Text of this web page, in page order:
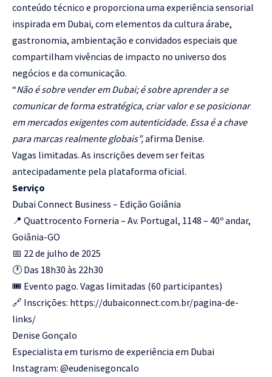
conteúdo técnico e proporciona uma experiência sensorial
inspirada em Dubai, com elementos da cultura árabe,
gastronomia, ambientação e convidados especiais que
compartilham vivências de impacto no universo dos
negócios e da comunicação.
“Não é sobre vender em Dubai; é sobre aprender a se
comunicar de forma estratégica, criar valor e se posicionar
em mercados exigentes com autenticidade. Essa é a chave
para marcas realmente globais”,afirma Denise.
Vagas limitadas. As inscrições devem ser feitas
antecipadamente pela plataforma oficial.
Serviço
Dubai Connect Business – Edição Goiânia
📍 Quattrocento Forneria – Av. Portugal, 1148 – 40º andar,
Goiânia-GO
📅 22 de julho de 2025
🕐 Das 18h30 às 22h30
🎟 Evento pago. Vagas limitadas (60 participantes)
🔗 Inscrições: https://dubaiconnect.com.br/pagina-de-
links/
Denise Gonçalo
Especialista em turismo de experiência em Dubai
Instagram: @eudenisegoncalo